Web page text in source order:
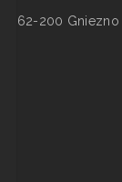
62-200 Gniezno